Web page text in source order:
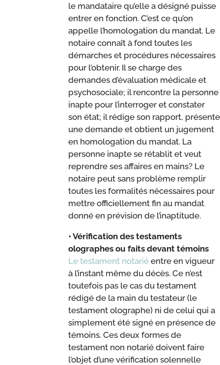
le mandataire qu’elle a désigné puisse
entrer en fonction. C’est ce qu’on
appelle l’homologation du mandat. Le
notaire connaît à fond toutes les
démarches et procédures nécessaires
pour l’obtenir. Il se charge des
demandes d’évaluation médicale et
psychosociale; il rencontre la personne
inapte pour l’interroger et constater
son état; il rédige son rapport, présente
une demande et obtient un jugement
en homologation du mandat. La
personne inapte se rétablit et veut
reprendre ses affaires en mains? Le
notaire peut sans problème remplir
toutes les formalités nécessaires pour
mettre officiellement fin au mandat
donné en prévision de l’inaptitude.
• Vérification des testaments
olographes ou faits devant témoins
Le testament notarié entre en vigueur
à l’instant même du décès. Ce n’est
toutefois pas le cas du testament
rédigé de la main du testateur (le
testament olographe) ni de celui qui a
simplement été signé en présence de
témoins. Ces deux formes de
testament non notarié doivent faire
l’objet d’une vérification solennelle